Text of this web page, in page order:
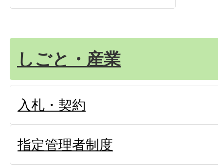
しごと・産業
入札・契約
指定管理者制度